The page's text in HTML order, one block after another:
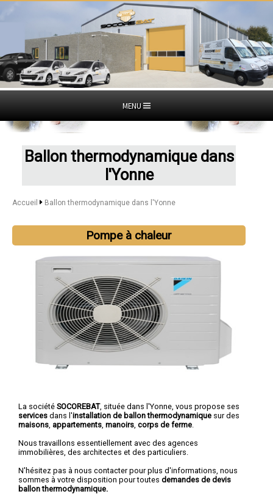
MENU
Ballon thermodynamique dans
l'Yonne
Accueil Ballon thermodynamique dans l'Yonne
Pompe à chaleur
La société SOCOREBAT, située dans l'Yonne, vous propose ses
services dans l'installation de ballon thermodynamique sur des
maisons appartements manoirs corps de ferme
Nous travaillons essentiellement avec des agences
immobilières, des architectes et des particuliers.
N'hésitez pas à nous contacter pour plus d'informations, nous
sommes à votre disposition pour toutes demandes de devis
ballon thermodynamique.